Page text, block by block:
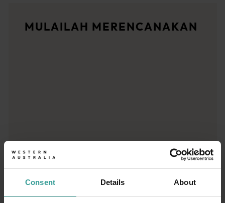
Consent Details About
<p>Siap untuk mengeksplorasi? Bacalah berbagai
MULAILAH MERENCANAKAN